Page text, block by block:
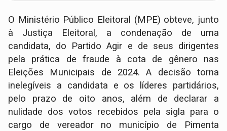
O Ministério Público Eleitoral (MPE) obteve, junto
à Justiça Eleitoral, a condenação de uma
candidata, do Partido Agir e de seus dirigentes
pela prática de fraude à cota de gênero nas
Eleições Municipais de 2024. A decisão torna
inelegíveis a candidata e os líderes partidários,
pelo prazo de oito anos, além de declarar a
nulidade dos votos recebidos pela sigla para o
cargo de vereador no município de Pimenta